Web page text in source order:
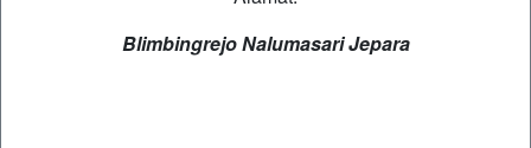
Blimbingrejo Nalumasari Jepara